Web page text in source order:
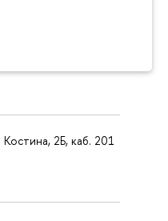
2Б, каб. 201